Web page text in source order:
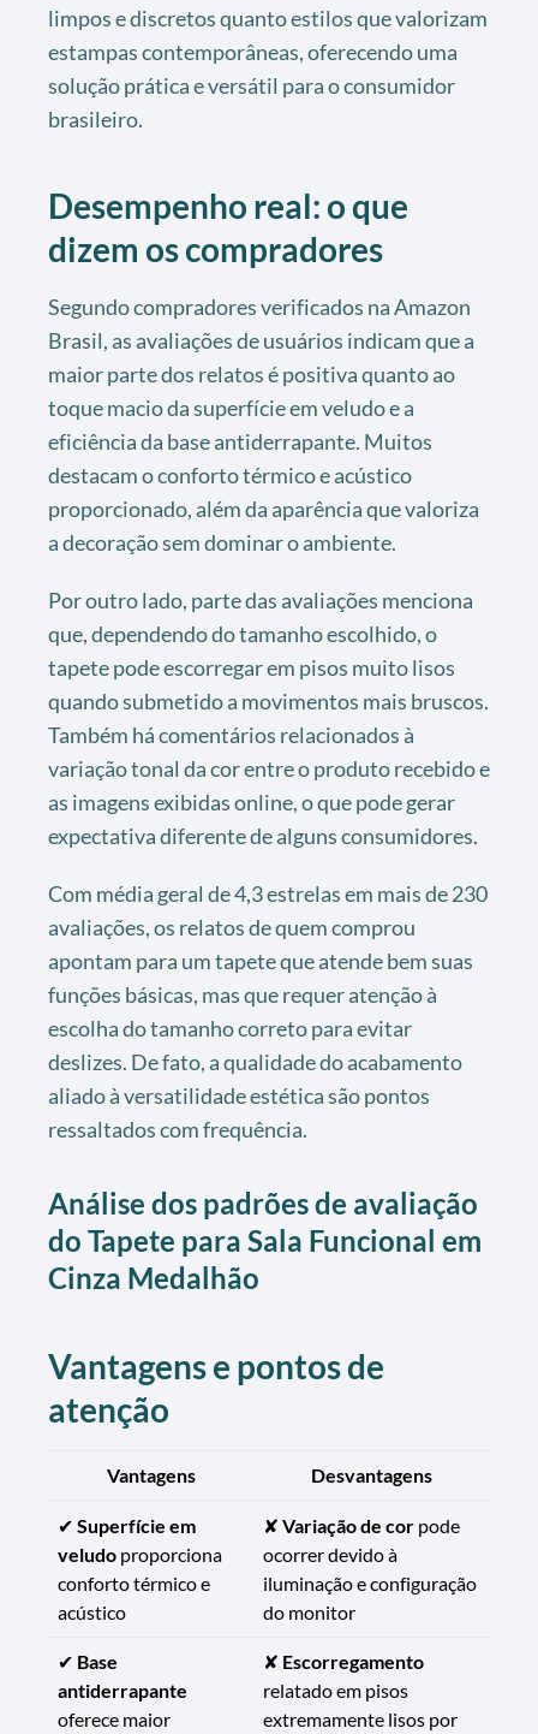
limpos e discretos quanto estilos que valorizam
estampas contemporâneas, oferecendo uma
solução prática e versátil para o consumidor
brasileiro.
Desempenho real: o que
dizem os compradores
Segundo compradores verificados na Amazon
Brasil, as avaliações de usuários indicam que a
maior parte dos relatos é positiva quanto ao
toque macio da superfície em veludo e a
eficiência da base antiderrapante. Muitos
destacam o conforto térmico e acústico
proporcionado, além da aparência que valoriza
a decoração sem dominar o ambiente.
Por outro lado, parte das avaliações menciona
que, dependendo do tamanho escolhido, o
tapete pode escorregar em pisos muito lisos
quando submetido a movimentos mais bruscos.
Também há comentários relacionados à
variação tonal da cor entre o produto recebido e
as imagens exibidas online, o que pode gerar
expectativa diferente de alguns consumidores.
Com média geral de 4,3 estrelas em mais de 230
avaliações, os relatos de quem comprou
apontam para um tapete que atende bem suas
funções básicas, mas que requer atenção à
escolha do tamanho correto para evitar
deslizes. De fato, a qualidade do acabamento
aliado à versatilidade estética são pontos
ressaltados com frequência.
Análise dos padrões de avaliação
do Tapete para Sala Funcional em
Cinza Medalhão
Vantagens e pontos de
atenção
Vantagens Desvantagens
✔ Superfície em
veludo proporciona
conforto térmico e
acústico
✘ Variação de cor pode
ocorrer devido à
iluminação e configuração
do monitor
✔ Base
antiderrapante
oferece maior
✘ Escorregamento
relatado em pisos
extremamente lisos por